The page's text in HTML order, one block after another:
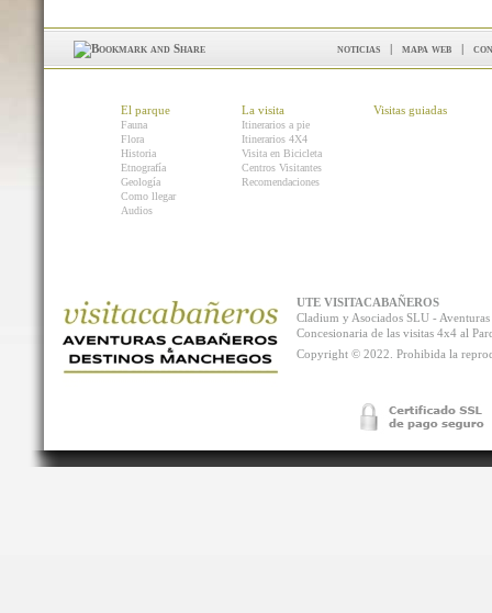
noticias | mapa web |
El parque
Fauna
Flora
Historia
Etnografía
Geología
Como llegar
Audios
La visita
Itinerarios a pie
Itinerarios 4X4
Visita en Bicicleta
Centros Visitantes
Recomendaciones
Visitas guiadas
UTE VISITACABAÑEROS
Cladium y Asociados SLU -
Concesionaria de las visitas 4x4 al
Copyright © 2022. Prohibida la